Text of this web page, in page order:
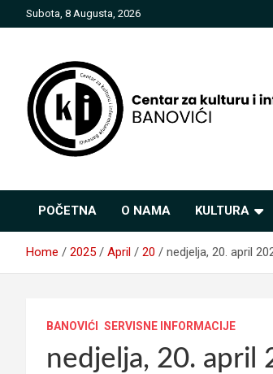
to
Subota, 8 Augusta, 2026
informisanje
POČETNA O NAMA KULTURA
Home 2025 April 20 nedjelja, 20. april
BANOVIĆI SERVISNE INFORMACIJE
nedjelja, 20. april